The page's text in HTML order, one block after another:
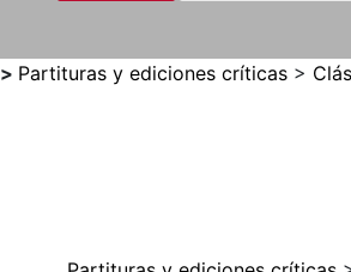
> Partituras y ediciones críticas >